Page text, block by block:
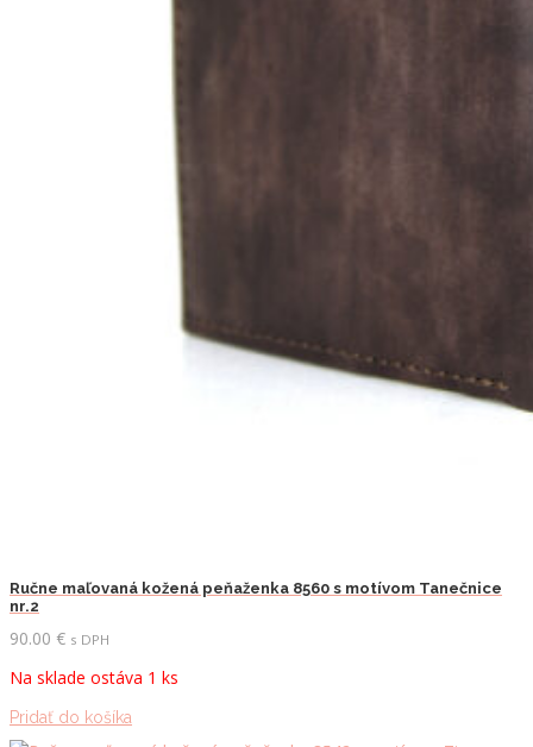
Ručne maľovaná kožená peňaženka 8560 s motívom Tanečnice
nr.2
90.00 € s DPH
Na sklade ostáva 1 ks
Pridať do košíka